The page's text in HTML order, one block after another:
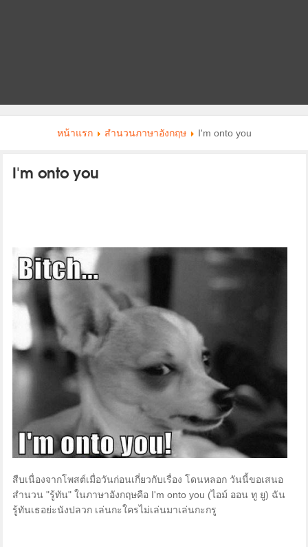
หน้าแรก สำนวนภาษาอังกฤษ I'm onto you
I'm onto you
สืบเนื่องจากโพสต์เมื่อวันก่อนเกี่ยวกับเรื่อง โดนหลอก วันนี้ขอเสนอ
สำนวน "รู้ทัน" ในภาษาอังกฤษคือ I'm onto you (ไอม์ ออน ทู ยู) ฉัน
รู้ทันเธอย่ะนังปลวก เล่นกะใครไม่เล่นมาเล่นกะกรู